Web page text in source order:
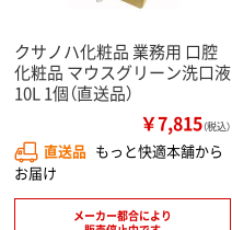
クサノハ化粧品 業務用 口腔
化粧品 マウスグリーン洗口液
10L 1個（直送品）
￥7,815（税込）
直送品 もっと快適本舗から
お届け
メーカー都合により